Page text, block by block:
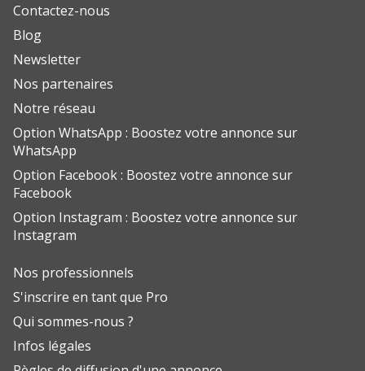
Contactez-nous
Blog
Newsletter
Nos partenaires
Notre réseau
Option WhatsApp : Boostez votre annonce sur
WhatsApp
Option Facebook : Boostez votre annonce sur
Facebook
Option Instagram : Boostez votre annonce sur
Instagram
Nos professionnels
S'inscrire en tant que Pro
Qui sommes-nous ?
Infos légales